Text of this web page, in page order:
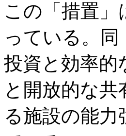
この「措置」
っている。
投資と効率的
と開放的な
る施設の能